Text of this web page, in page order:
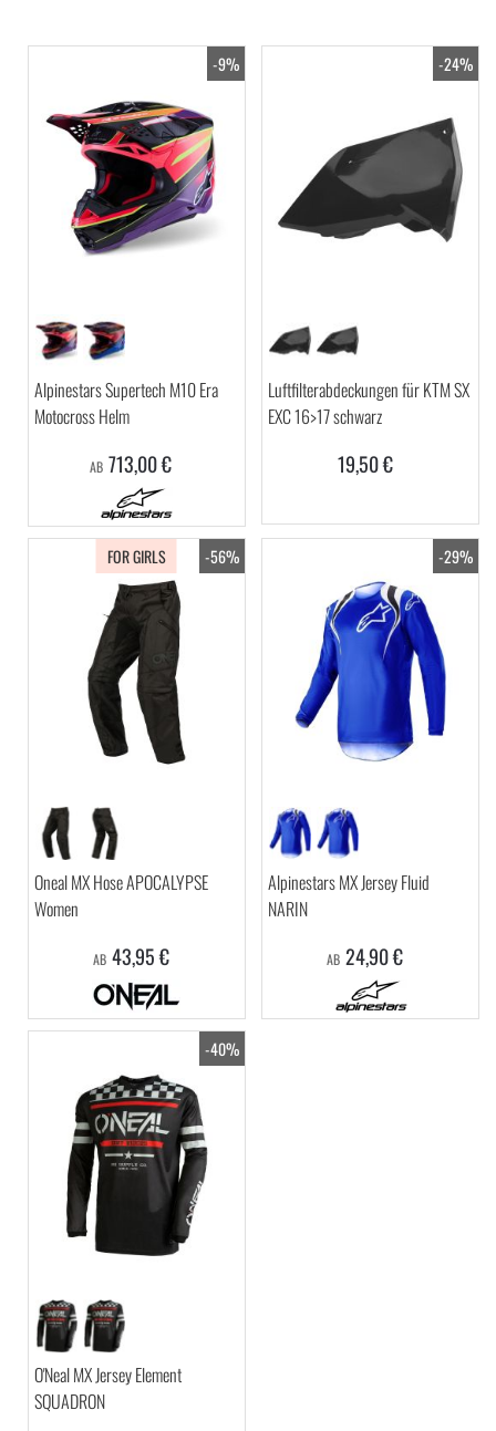
-9%
Alpinestars Supertech M10 Era
Motocross Helm
AB 713,00 €
-24%
Luftfilterabdeckungen für KTM SX
EXC 16>17 schwarz
19,50 €
-56%
FOR GIRLS
Oneal MX Hose APOCALYPSE
Women
AB 43,95 €
-29%
Alpinestars MX Jersey Fluid
NARIN
AB 24,90 €
-40%
O'Neal MX Jersey Element
SQUADRON